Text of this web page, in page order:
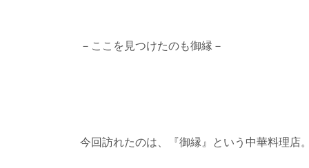
－ここを見つけたのも御縁－
今回訪れたのは、『御縁』という中華料理店